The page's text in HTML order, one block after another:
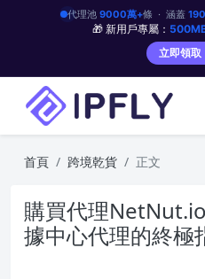
代理池 9000萬+條 · 涵蓋
🎁 新用戶專屬：
立即領取
首頁 跨境乾貨 正文
購買代理
據中心代理的終極